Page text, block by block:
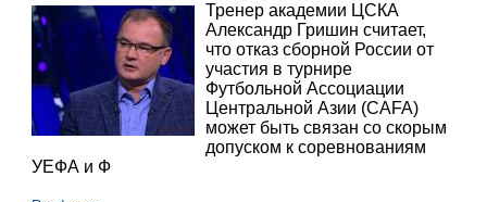
Тренер академии ЦСКА
Александр Гришин считает,
что отказ сборной России от
участия в турнире
Футбольной Ассоциации
Центральной Азии (CAFA)
может быть связан со скорым
допуском к соревнованиям
УЕФА и Ф